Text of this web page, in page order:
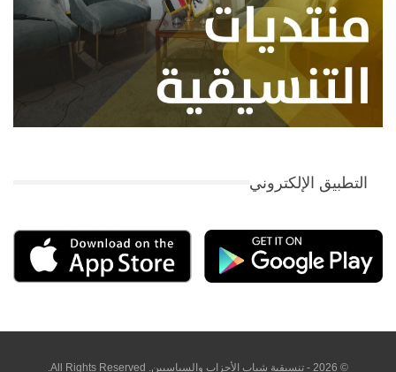
التطبيق الإلكتروني
© 2026 - تنسيقية شباب الأحزاب والسياسيين. All Rights Reserved.